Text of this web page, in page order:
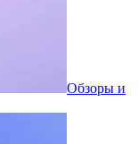
Обзоры и